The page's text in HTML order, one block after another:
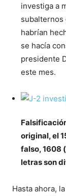
investiga a
subalternos
habrían
se hacía
presidente
este mes.
original, el
falso, 1608
letras son
Hasta ahora,